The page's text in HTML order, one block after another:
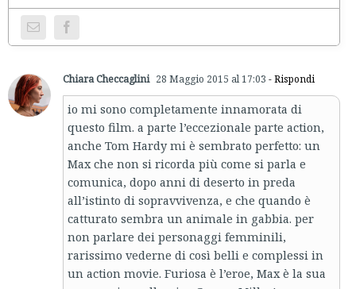
Chiara Checcaglini 28 Maggio 2015 al 17:03 - Rispondi
io mi sono completamente innamorata di
questo film. a parte l’eccezionale parte action,
anche Tom Hardy mi è sembrato perfetto: un
Max che non si ricorda più come si parla e
comunica, dopo anni di deserto in preda
all’istinto di sopravvivenza, e che quando è
catturato sembra un animale in gabbia. per
non parlare dei personaggi femminili,
rarissimo vederne di così belli e complessi in
un action movie. Furiosa è l’eroe, Max è la sua